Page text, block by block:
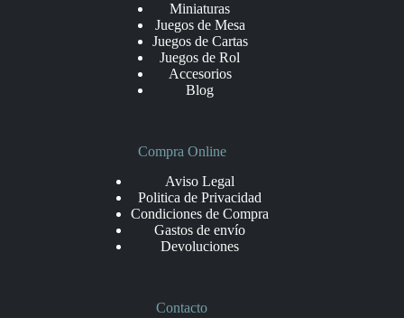
Miniaturas
Juegos de Mesa
Juegos de Cartas
Juegos de Rol
Accesorios
Blog
Compra Online
Aviso Legal
Politica de Privacidad
Condiciones de Compra
Gastos de envío
Devoluciones
Contacto